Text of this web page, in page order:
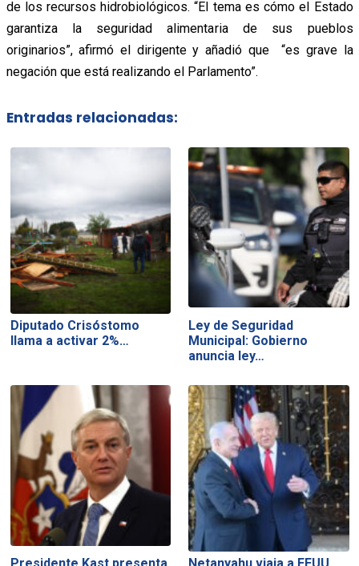
de los recursos hidrobiológicos. “El tema es cómo el Estado
garantiza la seguridad alimentaria de sus pueblos
originarios”, afirmó el dirigente y añadió que “es grave la
negación que está realizando el Parlamento”.
Entradas relacionadas:
Diputado Crisóstomo
llama a activar 2%…
Ley de Seguridad
Municipal: Gobierno
anuncia ley…